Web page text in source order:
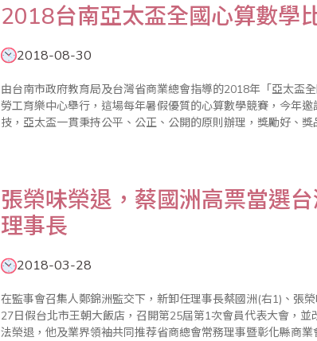
2018台南亞太盃全國心算數學
2018-08-30
由台南市政府教育局及台灣省商業總會指導的2018年「亞太盃
勞工育樂中心舉行，這場每年暑假優質的心算數學競賽，今年
技，亞太盃一貫秉持公平、公正、公開的原則辦理，獎勵好、
張榮味榮退，蔡國洲高票當選
理事長
2018-03-28
在監事會召集人鄭錦洲監交下，新卸任理事長蔡國洲(右1)、張榮味(左1)完成印
27日假台北市王朝大飯店，召開第25屆第1次會員代表大會，
法榮退，他及業界領袖共同推荐省商總會常務理事暨彰化縣商